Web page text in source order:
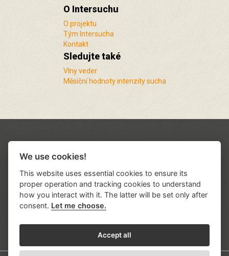
O Intersuchu
O projektu
Tým Intersucha
Kontakt
Sledujte také
Vlny veder
Měsíční hodnoty intenzity sucha
We use cookies!
This website uses essential cookies to ensure its
proper operation and tracking cookies to understand
how you interact with it. The latter will be set only after
consent. Let me choose.
Accept all